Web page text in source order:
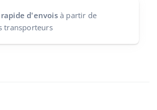
d'envoisà partir de
transporteurs